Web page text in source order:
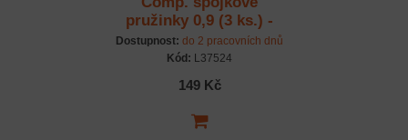
pružinky 0,9 (3 ks.) -
WorksTeam Edition
Dostupnost: do 2 pracovních dnů
Kód: L37524
149 Kč